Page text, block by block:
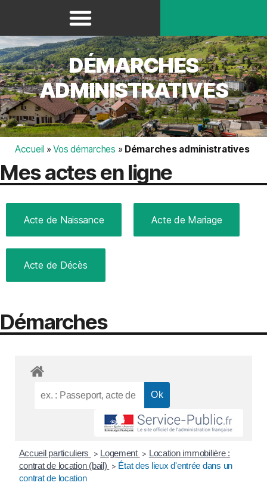
DÉMARCHES
ADMINISTRATIVES
Accueil »Vos démarches » Démarches administratives
Mes actes en ligne
Acte de Naissance Acte de Mariage
Acte de Décès
Démarches
Accueil particuliers > Logement > Location immobilière :
contrat de location (bail) > État des lieux d'entrée dans un
contrat de location